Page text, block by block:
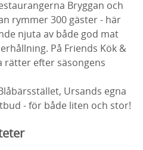
Bryggan och
rymmer 300 gäster - här
njuta av både god mat
På Friends Kök &
rätter efter säsongens
Ursands egna
- för både liten och stor!